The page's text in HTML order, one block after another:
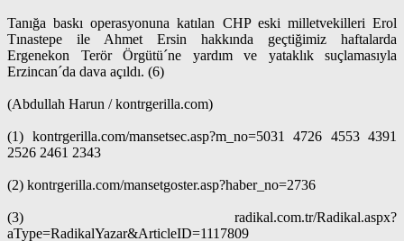
Tanığa baskı operasyonuna katılan CHP eski milletvekilleri Erol
Tınastepe ile Ahmet Ersin hakkında geçtiğimiz haftalarda
Ergenekon Terör Örgütü´ne yardım ve yataklık suçlamasıyla
Erzincan´da dava açıldı. (6)
(Abdullah Harun / kontrgerilla.com)
(1) kontrgerilla.com/mansetsec.asp?m_no=5031 4726 4553 4391
2526 2461 2343
(2) kontrgerilla.com/mansetgoster.asp?haber_no=2736
(3) radikal.com.tr/Radikal.aspx?
aType=RadikalYazar&ArticleID=1117809